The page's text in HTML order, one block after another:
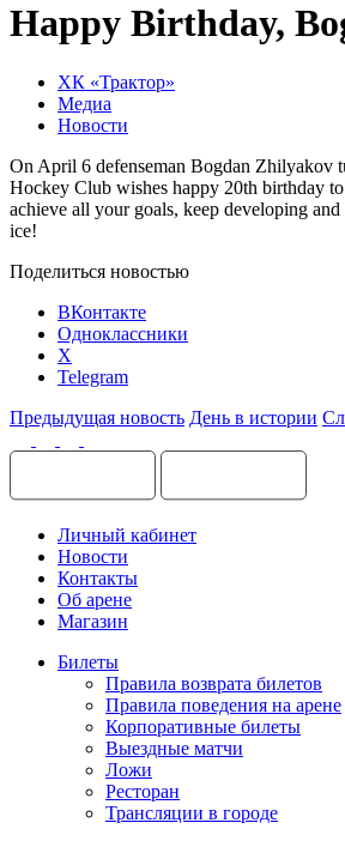
Happy Birthday,
ХК «Трактор»
Медиа
Новости
On April 6 defenseman Bogdan Zhilyakov
Hockey Club wishes happy 20th birthday
achieve all your goals, keep developing
ice!
Поделиться новостью
ВКонтакте
Одноклассники
X
Telegram
Предыдущая новость День в истории
Личный кабинет
Новости
Контакты
Об арене
Магазин
Билеты
Правила возврата билетов
Правила поведения на арене
Корпоративные билеты
Выездные матчи
Ложи
Ресторан
Трансляции в городе